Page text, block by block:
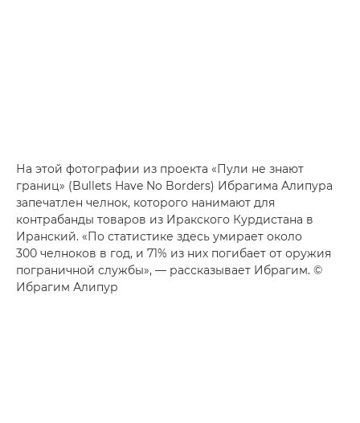
На этой фотографии из проекта «Пули не знают
границ» (Bullets Have No Borders) Ибрагима Алипура
запечатлен челнок, которого нанимают для
контрабанды товаров из Иракского Курдистана в
Иранский. «По статистике здесь умирает около
300 челноков в год, и 71% из них погибает от оружия
пограничной службы», — рассказывает Ибрагим. ©
Ибрагим Алипур